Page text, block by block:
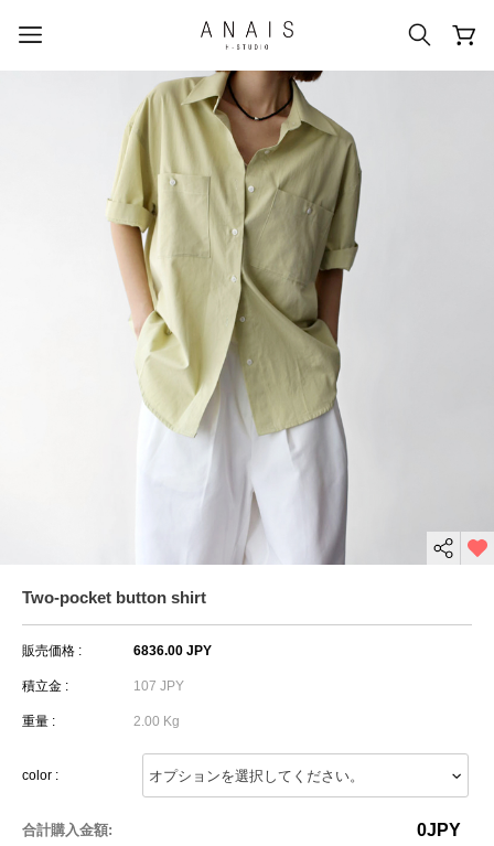
人気のクエリ
#신상5%할인 #아나이스 제작
#MD추천 #당일발송 #BEST OF BEST
Two-pocket button shirt
販売価格 : 6836.00 JPY
積立金 : 107 JPY
重量 : 2.00 Kg
color :
合計購入金額: 0JPY